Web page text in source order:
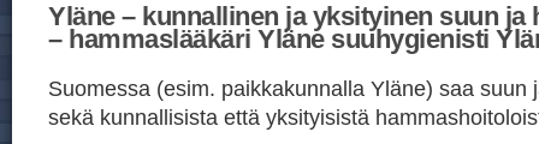
Yläne – kunnallinen ja yksityinen suun ja
– hammaslääkäri Yläne suuhygienisti
Suomessa (esim. paikkakunnalla Yläne) saa suun
sekä kunnallisista että yksityisistä